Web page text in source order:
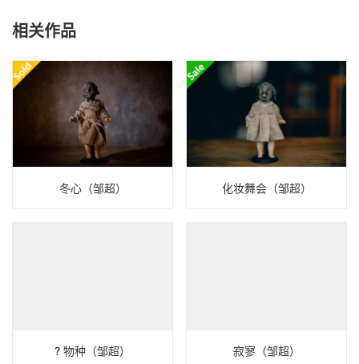
相关作品
冬心（邹超） 化妆舞会（邹超）
? 物种（邹超） 寂寥（邹超）